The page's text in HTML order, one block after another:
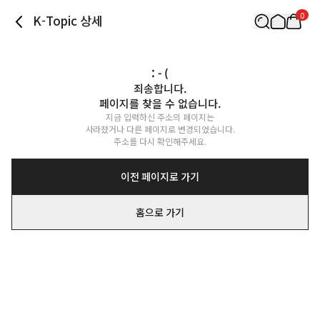
K-Topic 상세 0
: - (
죄송합니다.
페이지를 찾을 수 없습니다.
지금 입력하신 주소의 페이지는
사라졌거나 다른 페이지로 변경되었습니다.
주소를 다시 확인해주세요.
이전 페이지로 가기
홈으로 가기